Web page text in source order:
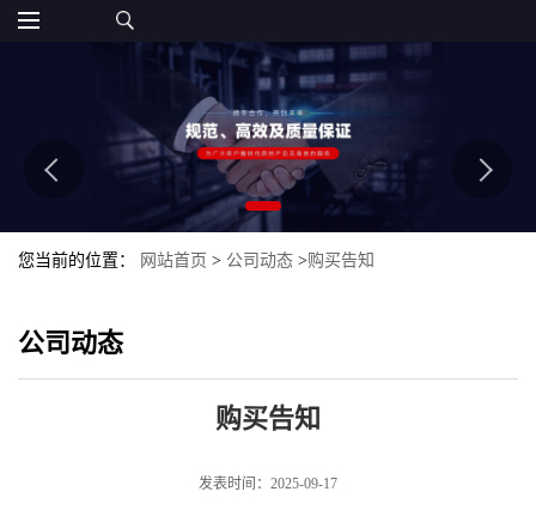
您当前的位置： 网站首页 > 公司动态 >购买告知
公司动态
购买告知
发表时间：2025-09-17